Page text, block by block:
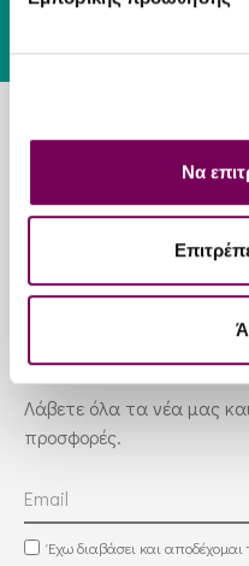
Να
Υπηρεσίες
Newsletter
Λάβετε όλα τα νέα μας
προσφορές.
Έχω διαβάσει και αποδέχομαι